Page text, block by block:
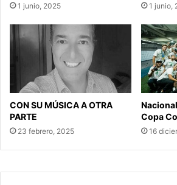
1 junio, 2025 1 junio,
CON SU MÚSICA A OTRA
PARTE
23 febrero, 2025
Copa
16